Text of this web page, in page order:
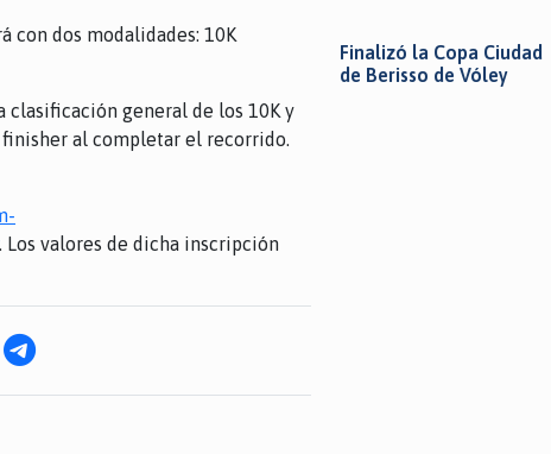
con dos modalidades: 10K
clasificación general de los 10K y
al completar el recorrido.
. Los valores de dicha inscripción
Finalizó la Copa Ciudad
de Berisso de Vóley